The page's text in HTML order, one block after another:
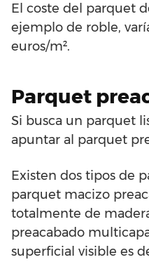
El coste del parquet
ejemplo de roble,
euros/m².
Parquet
Si busca un parquet
apuntar al parquet
Existen dos tipos de
parquet macizo
totalmente de
preacabado
superficial visible es